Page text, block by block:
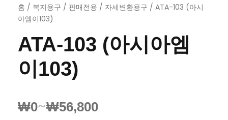
홈 / 복지용구 / 판매전용 / 자세변환용구 / ATA-103 (아시
아엠이103)
ATA-103 (아시아엠
이103)
₩0~₩56,800